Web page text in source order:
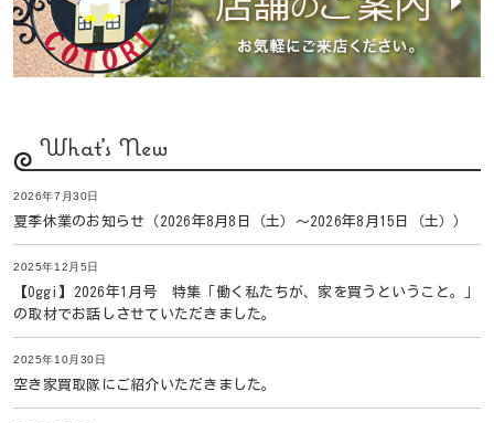
What's New
2026年7月30日
夏季休業のお知らせ（2026年8月8日（土）〜2026年8月15日（土））
2025年12月5日
【Oggi】2026年1月号 特集「働く私たちが、家を買うということ。」
の取材でお話しさせていただきました。
2025年10月30日
空き家買取隊にご紹介いただきました。